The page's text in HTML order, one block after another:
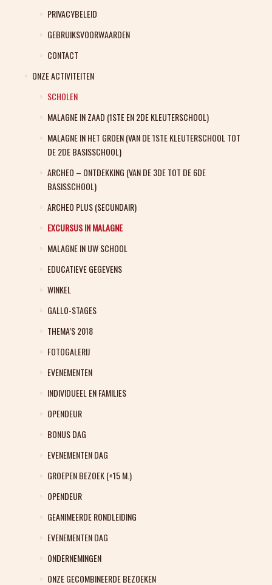
PRIVACYBELEID
GEBRUIKSVOORWAARDEN
CONTACT
ONZE ACTIVITEITEN
SCHOLEN
MALAGNE IN ZAAD (1STE EN 2DE KLEUTERSCHOOL)
MALAGNE IN HET GROEN (VAN DE 1STE KLEUTERSCHOOL TOT
DE 2DE BASISSCHOOL)
ARCHEO – ONTDEKKING (VAN DE 3DE TOT DE 6DE
BASISSCHOOL)
ARCHEO PLUS (SECUNDAIR)
EXCURSUS IN MALAGNE
MALAGNE IN UW SCHOOL
EDUCATIEVE GEGEVENS
WINKEL
GALLO-STAGES
THEMA’S 2018
FOTOGALERIJ
EVENEMENTEN
INDIVIDUEEL EN FAMILIES
OPENDEUR
BONUS DAG
EVENEMENTEN DAG
GROEPEN BEZOEK (+15 M.)
OPENDEUR
GEANIMEERDE RONDLEIDING
EVENEMENTEN DAG
ONDERNEMINGEN
ONZE GECOMBINEERDE BEZOEKEN